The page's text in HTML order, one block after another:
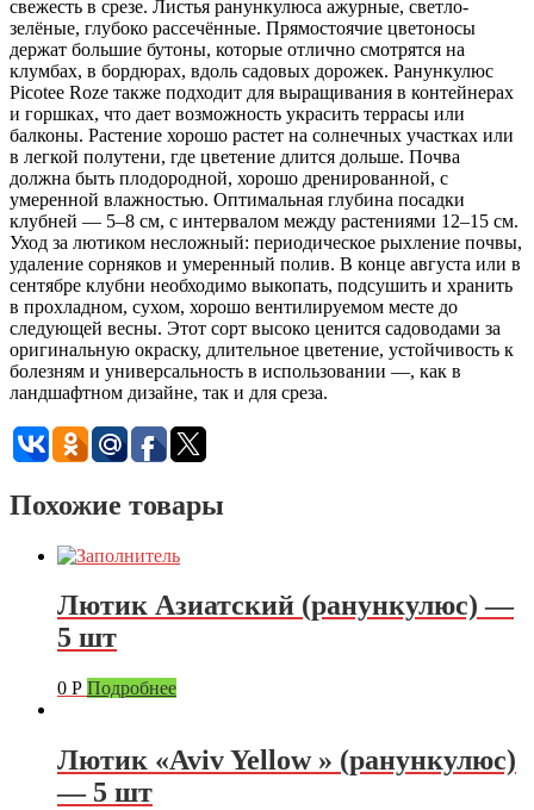
свежесть в срезе. Листья ранункулюса ажурные, светло-
зелёные, глубоко рассечённые. Прямостоячие цветоносы
держат большие бутоны, которые отлично смотрятся на
клумбах, в бордюрах, вдоль садовых дорожек. Ранункулюс
Picotee Roze также подходит для выращивания в контейнерах
и горшках, что дает возможность украсить террасы или
балконы. Растение хорошо растет на солнечных участках или
в легкой полутени, где цветение длится дольше. Почва
должна быть плодородной, хорошо дренированной, с
умеренной влажностью. Оптимальная глубина посадки
клубней — 5–8 см, с интервалом между растениями 12–15 см.
Уход за лютиком несложный: периодическое рыхление почвы,
удаление сорняков и умеренный полив. В конце августа или в
сентябре клубни необходимо выкопать, подсушить и хранить
в прохладном, сухом, хорошо вентилируемом месте до
следующей весны. Этот сорт высоко ценится садоводами за
оригинальную окраску, длительное цветение, устойчивость к
болезням и универсальность в использовании —, как в
ландшафтном дизайне, так и для среза.
Похожие товары
Лютик Азиатский (ранункулюс) —
5 шт
0 Р Подробнее
Лютик «Aviv Yellow » (ранункулюс)
— 5 шт